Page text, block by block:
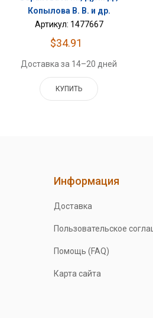
Копылова В. В. и др.
Артикул: 1477667
$34.91
Доставка за 14–20 дней
КУПИТЬ
Информация
Доставка
Пользовательское
Помощь (FAQ)
Карта сайта